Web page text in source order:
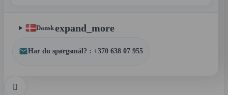
Danskexpand_more
Har du spørgsmål? : +370 638 07 955
